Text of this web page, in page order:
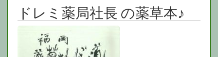
ドレミ薬局社長 の薬草本♪